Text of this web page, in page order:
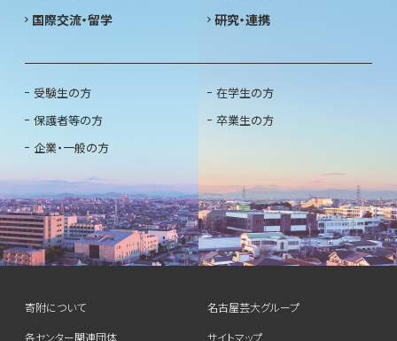
国際交流・留学
研究・連携
受験生の方
在学生の方
保護者等の方
卒業生の方
企業・一般の方
寄附について
名古屋芸大グループ
各センター関連団体
サイトマップ